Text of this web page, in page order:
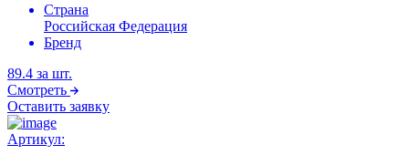
Страна
Российская Федерация
Бренд
89.4 за шт.
Смотреть
Оставить заявку
Артикул: